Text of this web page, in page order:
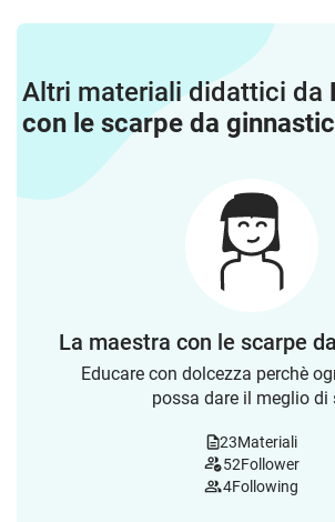
Altri materiali didattici da
con le scarpe da
La maestra con le scarpe
Educare con dolcezza perchè
possa dare il meglio di
23Materiali
52Follower
4Following